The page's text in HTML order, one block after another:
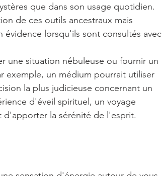
que dans son usage quotidien.
de ces outils ancestraux mais
lorsqu'ils sont consultés avec
une situation nébuleuse ou fournir un
exemple, un médium pourrait utiliser
la plus judicieuse concernant un
d'éveil spirituel, un voyage
d'apporter la sérénité de l'esprit.